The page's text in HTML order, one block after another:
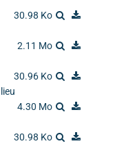
30.98 Ko
2.11 Mo
30.96 Ko
4.30 Mo
30.98 Ko